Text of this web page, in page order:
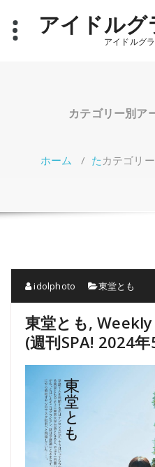
アイドル
アイドルグ
カテゴリー別ア
ホーム / た カテゴリ
idolphoto 東堂とも
東堂とも, Weekly
(週刊SPA! 2024